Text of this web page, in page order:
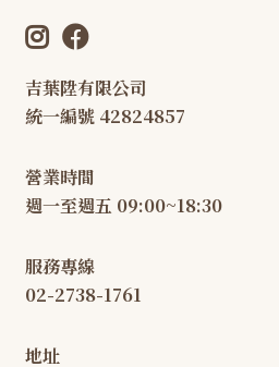
吉葉陞有限公司
統一編號 42824857
營業時間
週一至週五 09:00~18:30
服務專線
02-2738-1761
地址